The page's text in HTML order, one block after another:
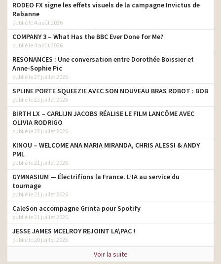
RODEO FX signe les effets visuels de la campagne Invictus de
Rabanne
publié le 4 août 2026
COMPANY 3 – What Has the BBC Ever Done for Me?
publié le 4 août 2026
RESONANCES : Une conversation entre Dorothée Boissier et
Anne-Sophie Pic
publié le 27 juillet 2026
SPLINE PORTE SQUEEZIE AVEC SON NOUVEAU BRAS ROBOT : BOB
publié le 23 juillet 2026
BIRTH LX – CARLIJN JACOBS RÉALISE LE FILM LANCÔME AVEC
OLIVIA RODRIGO
publié le 23 juillet 2026
KINOU – WELCOME ANA MARIA MIRANDA, CHRIS ALESSI & ANDY
PML
publié le 21 juillet 2026
GYMNASIUM — Électrifions la France. L’IA au service du
tournage
publié le 21 juillet 2026
CaleSon accompagne Grinta pour Spotify
publié le 21 juillet 2026
JESSE JAMES MCELROY REJOINT LA\PAC !
publié le 20 juillet 2026
Voir la suite